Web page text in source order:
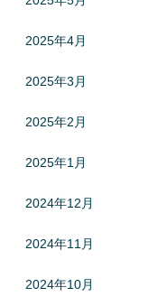
2025年4月
2025年3月
2025年2月
2025年1月
2024年12月
2024年11月
2024年10月